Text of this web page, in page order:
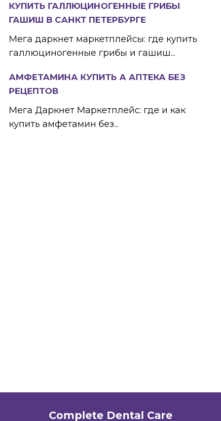
КУПИТЬ ГАЛЛЮЦИНОГЕННЫЕ ГРИБЫ
ГАШИШ В САНКТ ПЕТЕРБУРГЕ
Мега даркнет маркетплейсы: где купить
галлюциногенные грибы и гашиш...
АМФЕТАМИНА КУПИТЬ А АПТЕКА БЕЗ
РЕЦЕПТОВ
Мега Даркнет Маркетплейс: где и как
купить амфетамин без...
Complete Dental Care